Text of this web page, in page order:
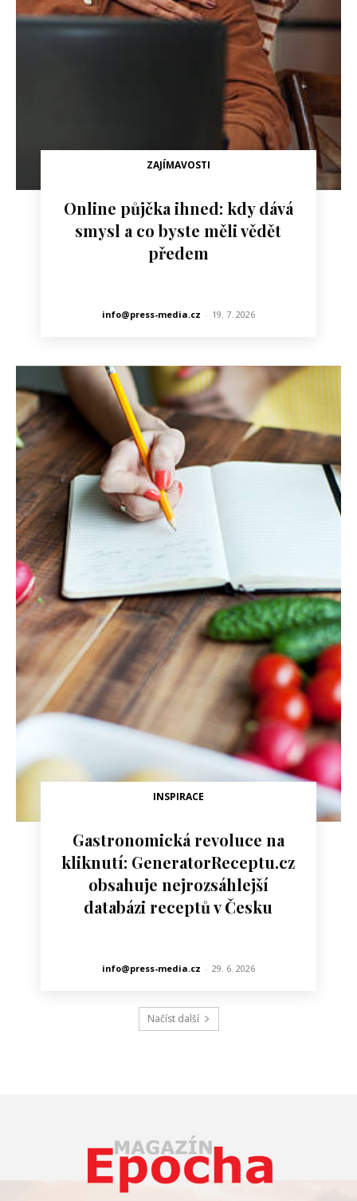
ZAJÍMAVOSTI
Online půjčka ihned: kdy dává
smysl a co byste měli vědět
předem
info@press-media.cz - 19. 7. 2026
INSPIRACE
Gastronomická revoluce na
kliknutí: GeneratorReceptu.cz
obsahuje nejrozsáhlejší
databázi receptů v Česku
info@press-media.cz - 29. 6. 2026
Načíst další